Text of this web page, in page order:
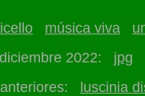
música viva
2022: jpg
luscinia